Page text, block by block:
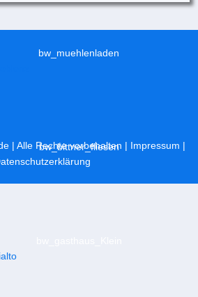
| Alle Rechte vorbehalten | Impressum |